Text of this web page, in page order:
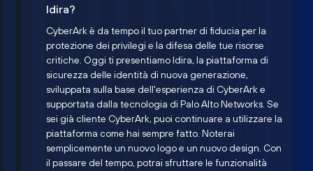
Idira?
CyberArk è da tempo il tuo partner di fiducia per la
protezione dei privilegi e la difesa delle tue risorse
critiche. Oggi ti presentiamo Idira, la piattaforma di
sicurezza delle identità di nuova generazione,
sviluppata sulla base dell'esperienza di CyberArk e
supportata dalla tecnologia di Palo Alto Networks. Se
sei già cliente CyberArk, puoi continuare a utilizzare la
piattaforma come hai sempre fatto. Noterai
semplicemente un nuovo logo e un nuovo design. Con
il passare del tempo, potrai sfruttare le funzionalità